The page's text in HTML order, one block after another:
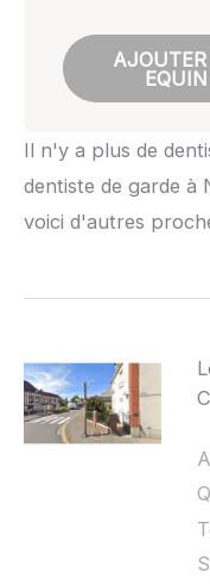
Il n'y a plus de
dentiste de garde à
voici d'autres